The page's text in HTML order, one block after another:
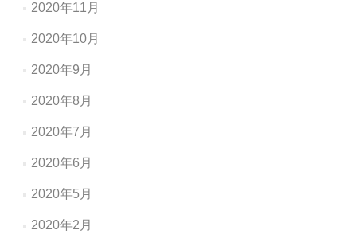
2020年11月
2020年10月
2020年9月
2020年8月
2020年7月
2020年6月
2020年5月
2020年2月